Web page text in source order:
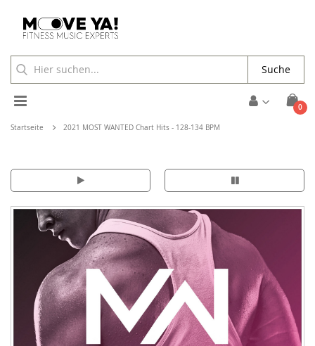
0
Toggle
Nav
Suche
Startseite 2021 MOST WANTED Chart Hits - 128-134 BPM